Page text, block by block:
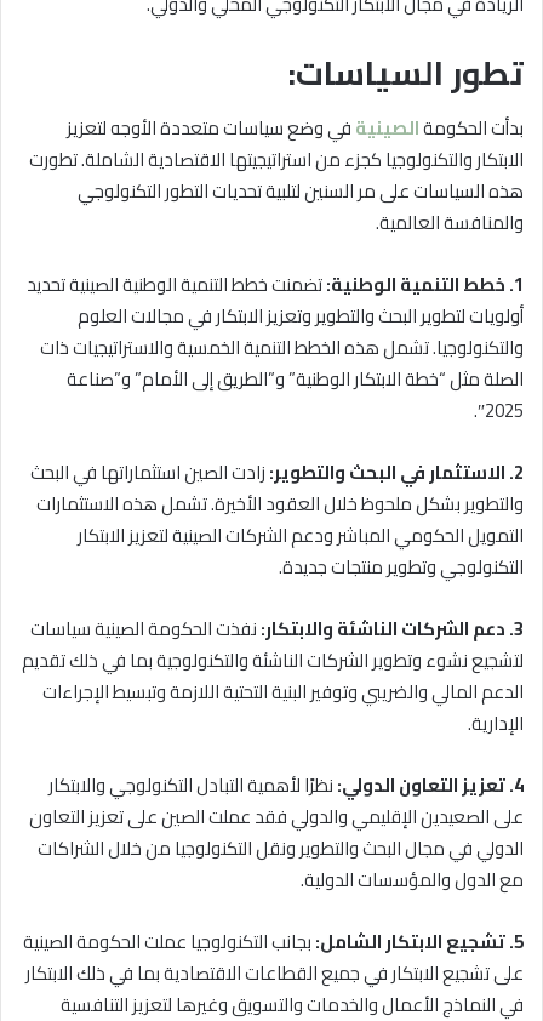
تطور السياسات:
بدأت الحكومةالصينيةفي وضع سياسات متعددة الأوجه لتعزيز
الابتكار والتكنولوجيا كجزء من استراتيجيتها الاقتصادية الشاملة. تطورت
هذه السياسات على مر السنين لتلبية تحديات التطور التكنولوجي
والمنافسة العالمية.
1. خطط التنمية الوطنية:
تضمنت خطط التنمية الوطنية الصينية تحديد
أولويات لتطوير البحث والتطوير وتعزيز الابتكار في مجالات العلوم
والتكنولوجيا. تشمل هذه الخطط التنمية الخمسية والاستراتيجيات ذات
الصلة مثل “خطة الابتكار الوطنية” و”الطريق إلى الأمام” و”صناعة
2025″.
2. الاستثمار في البحث والتطوير:
زادت الصين استثماراتها في البحث
والتطوير بشكل ملحوظ خلال العقود الأخيرة. تشمل هذه الاستثمارات
التمويل الحكومي المباشر ودعم الشركات الصينية لتعزيز الابتكار
التكنولوجي وتطوير منتجات جديدة.
3. دعم الشركات الناشئة والابتكار:
نفذت الحكومة الصينية سياسات
لتشجيع نشوء وتطوير الشركات الناشئة والتكنولوجية بما في ذلك تقديم
الدعم المالي والضريبي وتوفير البنية التحتية اللازمة وتبسيط الإجراءات
الإدارية.
4. تعزيز التعاون الدولي:
نظرًا لأهمية التبادل التكنولوجي والابتكار
على الصعيدين الإقليمي والدولي فقد عملت الصين على تعزيز التعاون
الدولي في مجال البحث والتطوير ونقل التكنولوجيا من خلال الشراكات
مع الدول والمؤسسات الدولية.
5. تشجيع الابتكار الشامل:
بجانب التكنولوجيا عملت الحكومة الصينية
على تشجيع الابتكار في جميع القطاعات الاقتصادية بما في ذلك الابتكار
في النماذج الأعمال والخدمات والتسويق وغيرها لتعزيز التنافسية